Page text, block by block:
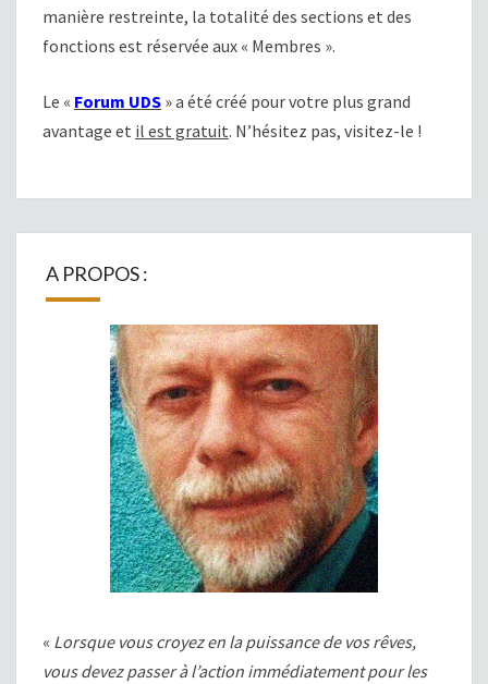
manière restreinte, la totalité des sections et des
fonctions est réservée aux « Membres ».
Le « Forum UDS » a été créé pour votre plus grand
avantage et il est gratuit. N’hésitez pas, visitez-le !
A PROPOS :
« Lorsque vous croyez en la puissance de vos rêves,
vous devez passer à l’action immédiatement pour les